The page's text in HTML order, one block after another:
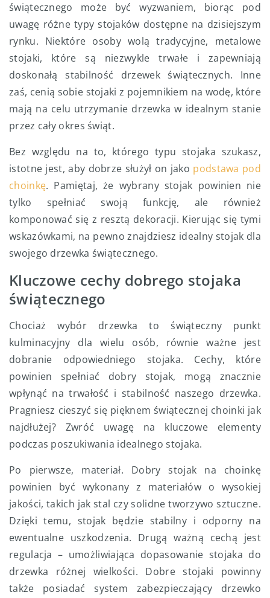
świątecznego może być wyzwaniem, biorąc pod
uwagę różne typy stojaków dostępne na dzisiejszym
rynku. Niektóre osoby wolą tradycyjne, metalowe
stojaki, które są niezwykle trwałe i zapewniają
doskonałą stabilność drzewek świątecznych. Inne
zaś, cenią sobie stojaki z pojemnikiem na wodę, które
mają na celu utrzymanie drzewka w idealnym stanie
przez cały okres świąt.
Bez względu na to, którego typu stojaka szukasz,
istotne jest, aby dobrze służył on jako podstawa pod
choinkę. Pamiętaj, że wybrany stojak powinien nie
tylko spełniać swoją funkcję, ale również
komponować się z resztą dekoracji. Kierując się tymi
wskazówkami, na pewno znajdziesz idealny stojak dla
swojego drzewka świątecznego.
Kluczowe cechy dobrego stojaka
świątecznego
Chociaż wybór drzewka to świąteczny punkt
kulminacyjny dla wielu osób, równie ważne jest
dobranie odpowiedniego stojaka. Cechy, które
powinien spełniać dobry stojak, mogą znacznie
wpłynąć na trwałość i stabilność naszego drzewka.
Pragniesz cieszyć się pięknem świątecznej choinki jak
najdłużej? Zwróć uwagę na kluczowe elementy
podczas poszukiwania idealnego stojaka.
Po pierwsze, materiał. Dobry stojak na choinkę
powinien być wykonany z materiałów o wysokiej
jakości, takich jak stal czy solidne tworzywo sztuczne.
Dzięki temu, stojak będzie stabilny i odporny na
ewentualne uszkodzenia. Drugą ważną cechą jest
regulacja – umożliwiająca dopasowanie stojaka do
drzewka różnej wielkości. Dobre stojaki powinny
także posiadać system zabezpieczający drzewko